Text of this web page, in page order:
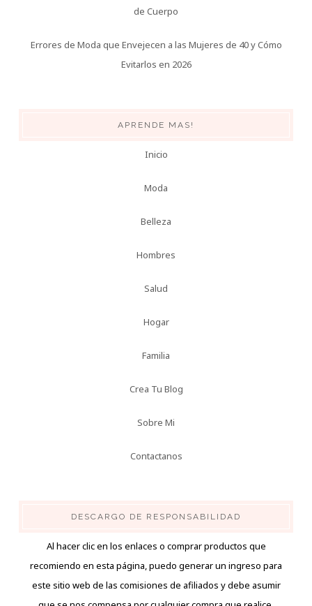
de Cuerpo
Errores de Moda que Envejecen a las Mujeres de 40 y Cómo
Evitarlos en 2026
APRENDE MAS!
Inicio
Moda
Belleza
Hombres
Salud
Hogar
Familia
Crea Tu Blog
Sobre Mi
Contactanos
DESCARGO DE RESPONSABILIDAD
Al hacer clic en los enlaces o comprar productos que
recomiendo en esta página, puedo generar un ingreso para
este sitio web de las comisiones de afiliados y debe asumir